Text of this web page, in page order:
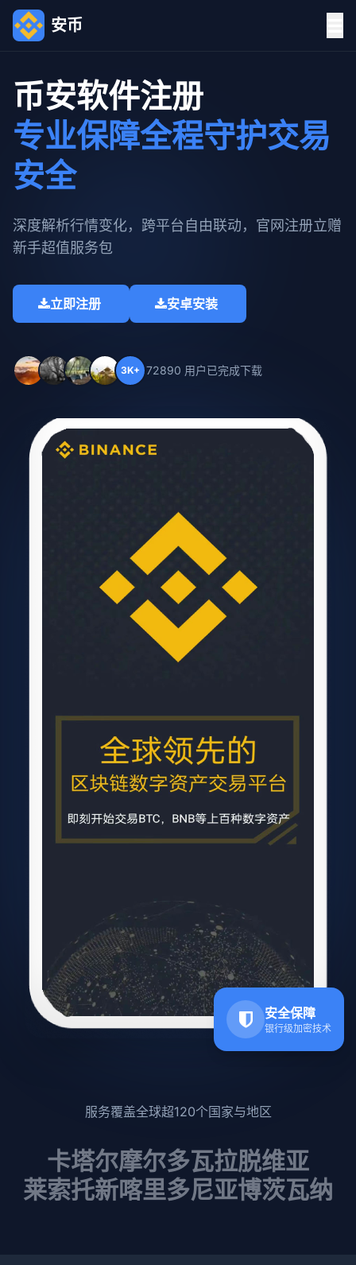
安币
币安软件注册
专业保障全程守护交易
安全
深度解析行情变化，跨平台自由联动，官网注册立赠
新手超值服务包​
立即注册 安卓安装
3K+ 72890 用户已完成下载
安全保障
银行级加密技术
服务覆盖全球超120个国家与地区
卡塔尔摩尔多瓦拉脱维亚
莱索托新喀里多尼亚博茨瓦纳